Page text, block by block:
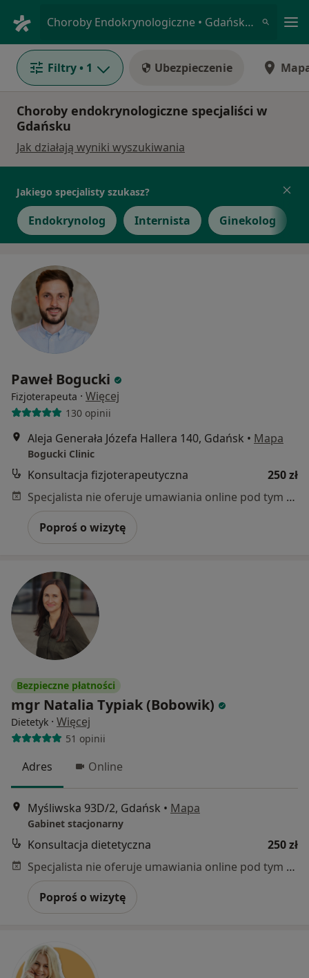
Choroby Endokrynologiczne • Gdańsk, pomorskie
Filtry • 1 Ubezpieczenie
Choroby endokrynologiczne specjaliści w
Gdańsku
Jak działają wyniki wyszukiwania
Jakiego specjalisty szukasz?
Endokrynolog Internista Ginekolog
Paweł Bogucki
Fizjoterapeuta · Więcej
130 opinii
Aleja Generała Józefa Hallera 140, Gdańsk • Mapa
Bogucki Clinic
Konsultacja fizjoterapeutyczna
250 zł
Specjalista nie oferuje umawiania online pod tym adresem.
Poproś o wizytę
Bezpieczne płatności
mgr Natalia Typiak (Bobowik)
Dietetyk · Więcej
51 opinii
Adres Online
Myśliwska 93D/2, Gdańsk • Mapa
Gabinet stacjonarny
Konsultacja dietetyczna
250 zł
Specjalista nie oferuje umawiania online pod tym adresem.
Poproś o wizytę